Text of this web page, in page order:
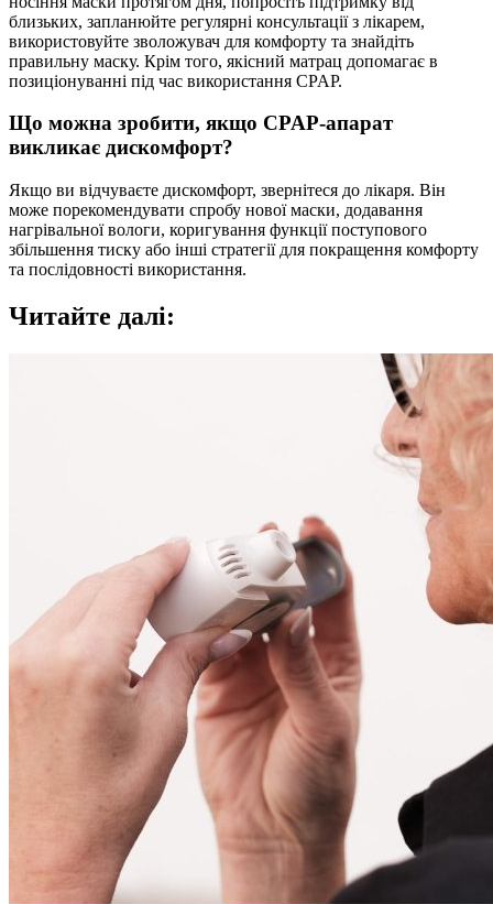
близьких, запланюйте регулярні консультації з лікарем,
використовуйте зволожувач для комфорту та знайдіть
правильну маску. Крім того, якісний матрац допомагає в
позиціонуванні під час використання CPAP.
Що можна зробити, якщо CPAP-апарат
викликає дискомфорт?
Якщо ви відчуваєте дискомфорт, звернітеся до лікаря. Він
може порекомендувати спробу нової маски, додавання
нагрівальної вологи, коригування функції поступового
збільшення тиску або інші стратегії для покращення комфорту
та послідовності використання.
Читайте далі: